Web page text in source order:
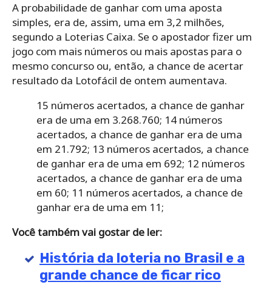
A probabilidade de ganhar com uma aposta
simples, era de, assim, uma em 3,2 milhões,
segundo a Loterias Caixa. Se o apostador fizer um
jogo com mais números ou mais apostas para o
mesmo concurso ou, então, a chance de acertar
resultado da Lotofácil de ontem aumentava.
15 números acertados, a chance de ganhar
era de uma em 3.268.760; 14 números
acertados, a chance de ganhar era de uma
em 21.792; 13 números acertados, a chance
de ganhar era de uma em 692; 12 números
acertados, a chance de ganhar era de uma
em 60; 11 números acertados, a chance de
ganhar era de uma em 11;
Você também vai gostar de ler:
História da loteria no Brasil e a
grande chance de ficar rico